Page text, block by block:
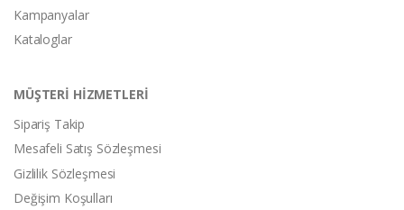
Kampanyalar
Kataloglar
MÜŞTERİ HİZMETLERİ
Sipariş Takip
Mesafeli Satış Sözleşmesi
Gizlilik Sözleşmesi
Değişim Koşulları